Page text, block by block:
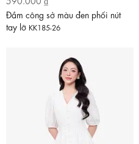
Đầm công sở màu đen phối nút
tay lỡ KK185-26